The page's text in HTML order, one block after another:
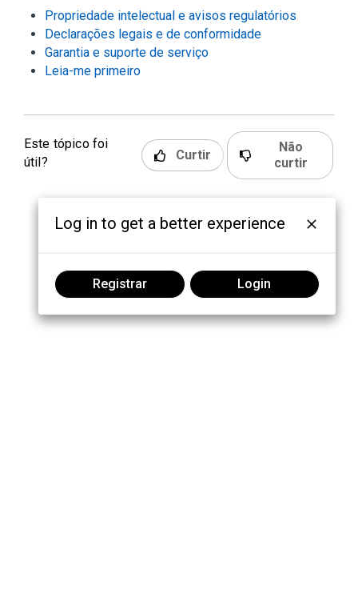
Propriedade intelectual e avisos regulatórios
Declarações legais e de conformidade
Garantia e suporte de serviço
Leia-me primeiro
Este tópico foi
útil?
Curtir
Não
curtir
Log in to get a better experience
Registrar Login